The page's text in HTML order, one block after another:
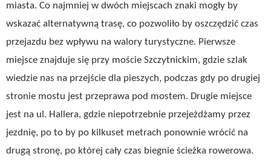
miasta. Co najmniej w dwóch miejscach znaki mogły by
wskazać alternatywną trasę, co pozwoliło by oszczędzić czas
przejazdu bez wpływu na walory turystyczne. Pierwsze
miejsce znajduje się przy moście Szczytnickim, gdzie szlak
wiedzie nas na przejście dla pieszych, podczas gdy po drugiej
stronie mostu jest przeprawa pod mostem. Drugie miejsce
jest na ul. Hallera, gdzie niepotrzebnie przejeżdżamy przez
jezdnię, po to by po kilkuset metrach ponownie wrócić na
drugą stronę, po której cały czas biegnie ścieżka rowerowa.